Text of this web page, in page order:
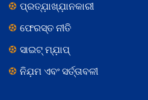
ପ୍ରତ୍ଯ଼ାଖ୍ଯ଼ାନକାରୀ
ଫେରସ୍ତ ନୀତି
ସାଇଟ୍ ମ୍ଯ଼ାପ୍
ନିଯ଼ମ ଏବଂ ସର୍ତ୍ତାବଳୀ